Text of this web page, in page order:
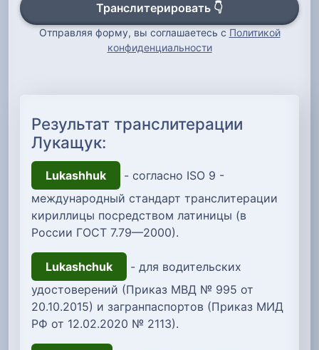
Транслитерировать 👇
Отправляя форму, вы соглашаетесь с Политикой
конфиденциальности
Результат транслитерации
Лукащук:
Lukashhuk
- согласно ISO 9 -
международный стандарт транслитерации
кириллицы посредством латиницы (в
России ГОСТ 7.79—2000).
Lukashchuk
- для водительских
удостоверений (Приказ МВД № 995 от
20.10.2015) и загранпаспортов (Приказ МИД
РФ от 12.02.2020 № 2113).